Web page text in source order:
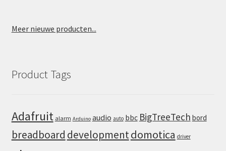
Meer nieuwe producten...
Product Tags
Adafruit alarm Arduino audio auto bbc BigTreeTech bord
breadboard developmentdomotica driver